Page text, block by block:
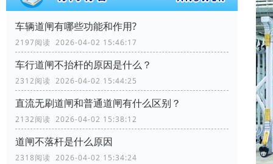
车辆道闸有哪些功能和作用?
2197阅读 2026-04-02 15:46:17
车行道闸不抬杆的原因是什么？
2312阅读 2026-04-02 15:44:25
直流无刷道闸和普通道闸有什么区别？
2132阅读 2026-04-02 15:38:12
道闸不落杆是什么原因
2318阅读 2026-04-02 15:34:24